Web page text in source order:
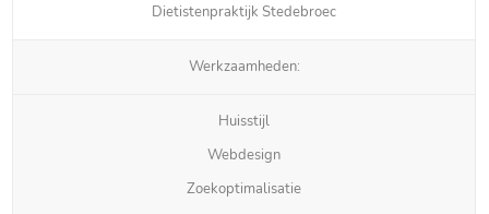
Dietistenpraktijk Stedebroec
Werkzaamheden:
Huisstijl
Webdesign
Zoekoptimalisatie